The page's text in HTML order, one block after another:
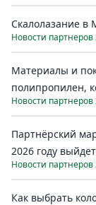
Скалолазание в
Новости партнеров
Материалы и
полипропилен,
Новости партнеров
Партнёрский
2026 году
Новости партнеров
Как выбрать